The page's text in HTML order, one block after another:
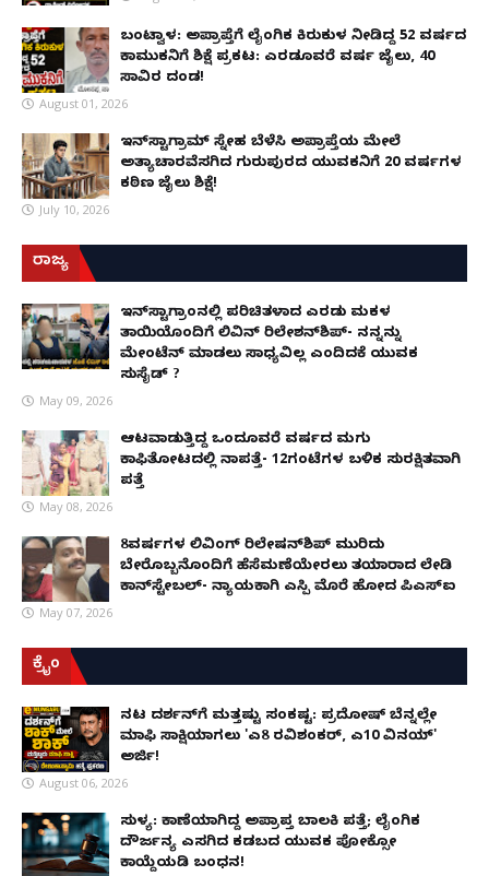
ಬಂಟ್ವಾಳ: ಅಪ್ರಾಪ್ತೆಗೆ ಲೈಂಗಿಕ ಕಿರುಕುಳ ನೀಡಿದ್ದ 52 ವರ್ಷದ
ಕಾಮುಕನಿಗೆ ಶಿಕ್ಷೆ ಪ್ರಕಟ: ಎರಡೂವರೆ ವರ್ಷ ಜೈಲು, ₹40
ಸಾವಿರ ದಂಡ!
August 01, 2026
ಇನ್‌ಸ್ಟಾಗ್ರಾಮ್ ಸ್ನೇಹ ಬೆಳೆಸಿ ಅಪ್ರಾಪ್ತೆಯ ಮೇಲೆ
ಅತ್ಯಾಚಾರವೆಸಗಿದ ಗುರುಪುರದ ಯುವಕನಿಗೆ 20 ವರ್ಷಗಳ
ಕಠಿಣ ಜೈಲು ಶಿಕ್ಷೆ!
July 10, 2026
ರಾಜ್ಯ
ಇನ್​ಸ್ಟಾಗ್ರಾಂನಲ್ಲಿ ಪರಿಚಿತಳಾದ ಎರಡು ಮಕ್ಕಳ
ತಾಯಿಯೊಂದಿಗೆ ಲಿವಿನ್ ರಿಲೇಶನ್​ಶಿಪ್- ನನ್ನನ್ನು
ಮೇಂಟೆನ್ ಮಾಡಲು ಸಾಧ್ಯವಿಲ್ಲ ಎಂದಿದಕ್ಕೆ ಯುವಕ
ಸುಸೈಡ್ ?
May 09, 2026
ಆಟವಾಡುತ್ತಿದ್ದ ಒಂದೂವರೆ ವರ್ಷದ ಮಗು
ಕಾಫಿತೋಟದಲ್ಲಿ ನಾಪತ್ತೆ- 12ಗಂಟೆಗಳ ಬಳಿಕ ಸುರಕ್ಷಿತವಾಗಿ
ಪತ್ತೆ
May 08, 2026
8ವರ್ಷಗಳ ಲಿವಿಂಗ್‌ ರಿಲೇಷನ್‌ಶಿಪ್ ಮುರಿದು
ಬೇರೊಬ್ಬನೊಂದಿಗೆ ಹೆಸೆಮಣೆಯೇರಲು ತಯಾರಾದ ಲೇಡಿ
ಕಾನ್‌ಸ್ಟೇಬಲ್- ನ್ಯಾಯಕ್ಕಾಗಿ ಎಸ್ಪಿ ಮೊರೆ ಹೋದ ಪಿಎಸ್ಐ
May 07, 2026
ಕ್ರೈಂ
ನಟ ದರ್ಶನ್‌ಗೆ ಮತ್ತಷ್ಟು ಸಂಕಷ್ಟ: ಪ್ರದೋಷ್ ಬೆನ್ನಲ್ಲೇ
ಮಾಫಿ ಸಾಕ್ಷಿಯಾಗಲು 'ಎ8 ರವಿಶಂಕರ್, ಎ10 ವಿನಯ್'
ಅರ್ಜಿ!
August 06, 2026
ಸುಳ್ಯ: ಕಾಣೆಯಾಗಿದ್ದ ಅಪ್ರಾಪ್ತ ಬಾಲಕಿ ಪತ್ತೆ; ಲೈಂಗಿಕ
ದೌರ್ಜನ್ಯ ಎಸಗಿದ ಕಡಬದ ಯುವಕ ಪೋಕ್ಸೋ
ಕಾಯ್ದೆಯಡಿ ಬಂಧನ!